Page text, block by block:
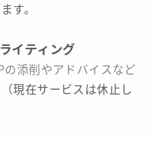
す。
イティング
添削やアドバイスなど
現在サービスは休止し